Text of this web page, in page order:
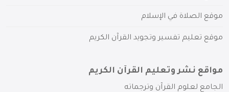
موقع الصلاة في الإسلام
موقع تعليم تفسير وتجويد القرآن الكريم
مواقع نشر وتعليم القرآن الكريم
الجامع لعلوم القرآن وترجماته